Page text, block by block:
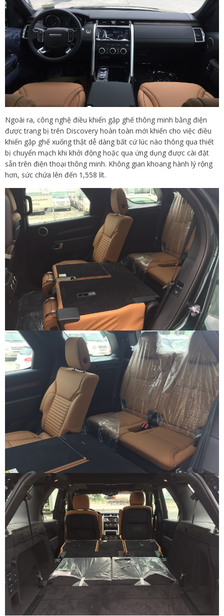
Ngoài ra, công nghệ điều khiển gập ghế thông minh bằng điện
được trang bị trên Discovery hoàn toàn mới khiến cho việc điều
khiển gập ghế xuống thật dễ dàng bất cứ lúc nào thông qua thiết
bị chuyển mạch khi khởi động hoặc qua ứng dụng được cài đặt
sẵn trên điện thoại thông minh. Không gian khoang hành lý rộng
hơn, sức chứa lên đến 1,558 lít.